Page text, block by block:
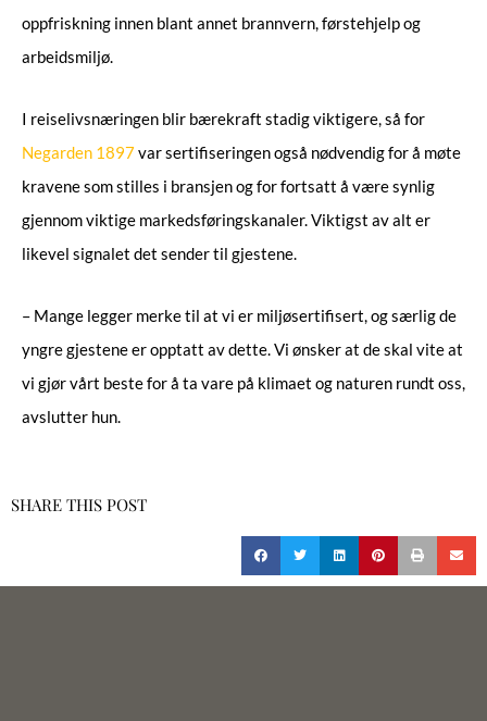
oppfriskning innen blant annet brannvern, førstehjelp og
arbeidsmiljø.
I reiselivsnæringen blir bærekraft stadig viktigere, så for
Negarden 1897var sertifiseringen også nødvendig for å møte
kravene som stilles i bransjen og for fortsatt å være synlig
gjennom viktige markedsføringskanaler. Viktigst av alt er
likevel signalet det sender til gjestene.
– Mange legger merke til at vi er miljøsertifisert, og særlig de
yngre gjestene er opptatt av dette. Vi ønsker at de skal vite at
vi gjør vårt beste for å ta vare på klimaet og naturen rundt oss,
avslutter hun.
SHARE THIS POST